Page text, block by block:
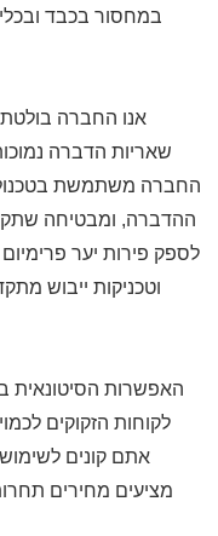
במחסור בכבד
אנו החברה
שאריות הדברה
החברה משתמשת
ההדברה, ומבטיחה
לספק פירות יער
וטכניקות ייבוש
האפשרות הסיטונאית
לקוחות הזקוקים
אתם קונים
מציעים מחירים